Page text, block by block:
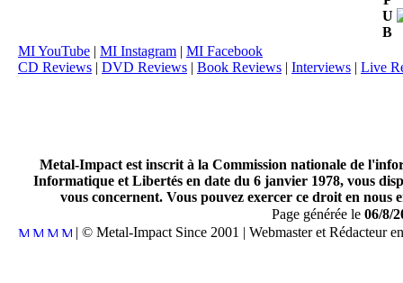
U
B
MI YouTube | MI Instagram | MI Facebook
CD Reviews | DVD Reviews | Book Reviews | Interviews | Live
Metal-Impact est inscrit à la Commission nationale de
Informatique et Libertés en date du 6 janvier 1978, vous
vous concernent. Vous pouvez exercer ce droit en
Page générée le 06/8/
| © Metal-Impact Since 2001 | Webmaster et Rédacteur